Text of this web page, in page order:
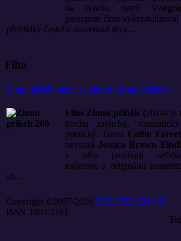
na tvorbu zemí
postupem času vykrystalizoval
přehlídky české a slovenské diva...
Film
Zimní příběh nemá se zimou nic společného
Film Zimní příběh (2014) je
trochu mýtický,
poetický. Herci Collin
nevinná Jessica Brown
v něm prožívají
zajímavé a originální
sit...
Copyright ©2007-2026 KULTURA21.CZ
ISSN 1803-1161